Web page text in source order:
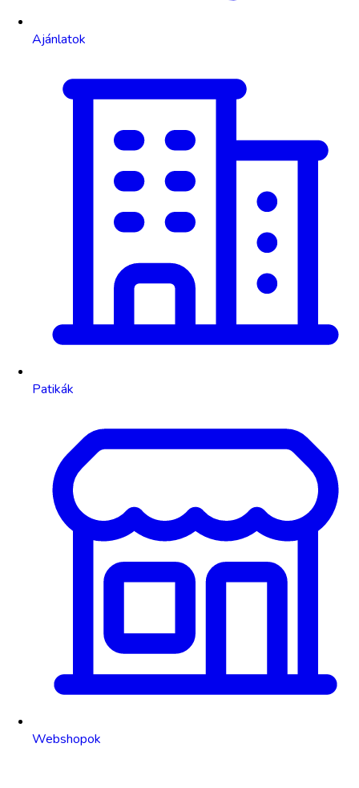
Ajánlatok
Patikák
Webshopok